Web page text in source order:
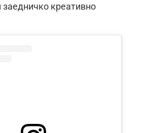
креативно